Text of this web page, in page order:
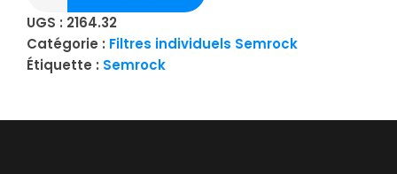
UGS : 2164.32
Catégorie : Filtres individuels Semrock
Étiquette : Semrock